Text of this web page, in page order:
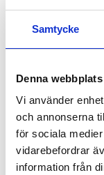
Samtycke
Denna
Vi använder
och annonserna
för sociala
vidarebefordrar
information från
INFO